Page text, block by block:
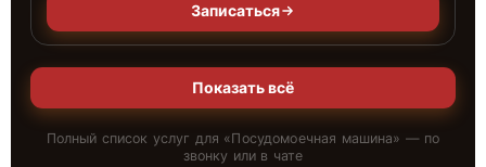
Записаться
Показать всё
Полный список услуг для «Посудомоечная машина» — по
звонку или в чате